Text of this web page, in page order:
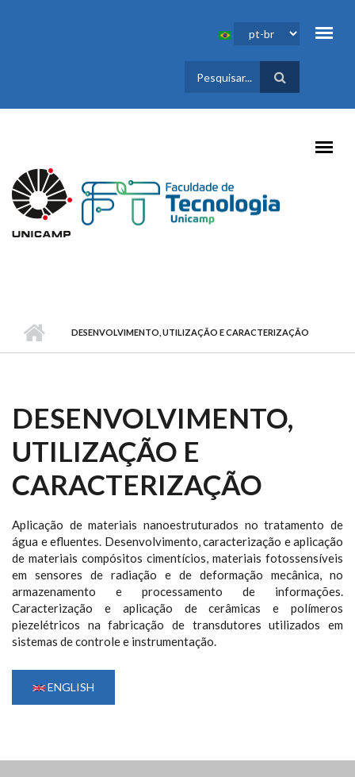
FORMULÁRIO
DE BUSCA
DESENVOLVIMENTO, UTILIZAÇÃO E CARACTERIZAÇÃO
DESENVOLVIMENTO,
UTILIZAÇÃO E
CARACTERIZAÇÃO
Aplicação de materiais nanoestruturados no tratamento de
água e efluentes. Desenvolvimento, caracterização e aplicação
de materiais compósitos cimentícios, materiais fotossensíveis
em sensores de radiação e de deformação mecânica, no
armazenamento e processamento de informações.
Caracterização e aplicação de cerâmicas e polímeros
piezelétricos na fabricação de transdutores utilizados em
sistemas de controle e instrumentação.
ENGLISH